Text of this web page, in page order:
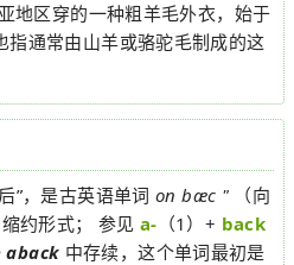
地区穿的一种粗羊毛外衣，始于
通常由山羊或骆驼毛制成的这
”，是古英语单词 on bæc " （向
约形式； 参见 a- （1）+ back
aback 中存续，这个单词最初是